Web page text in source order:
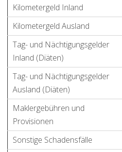
Kilometergeld Inland
Kilometergeld Ausland
Tag- und Nächtigungsgelder
Inland (Diäten)
Tag- und Nächtigungsgelder
Ausland (Diäten)
Maklergebühren und
Provisionen
Sonstige Schadensfälle